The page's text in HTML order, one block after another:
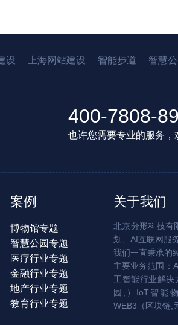
设 上海网站建设 智能步道 智慧公
400-7808-
也许您需要专业的服务，
案例
博物馆专题
智慧公园专题
医疗行业专题
金融行业专题
地产行业专题
教育行业专题
关于我们
北京分形科技有
划、AI互联网服
我们一直秉承的
主要业务范围：
工智能行业解
园,）IoT智能
WEB3（区块链,